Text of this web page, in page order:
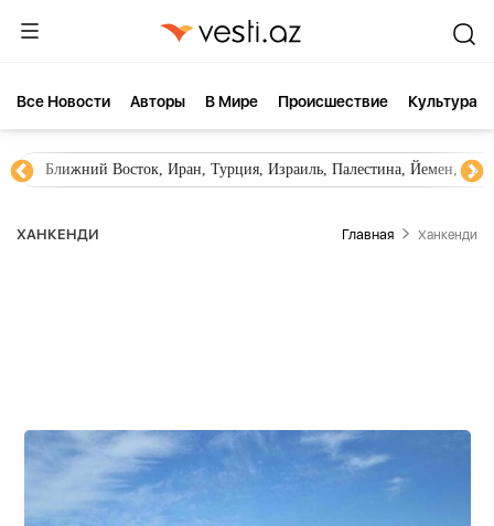
Все Новости Aвторы В Мире Происшествие Культура
Новости Азербайджана Южный Кавказ, Грузия,
ХАНКЕНДИ Главная Ханкенди